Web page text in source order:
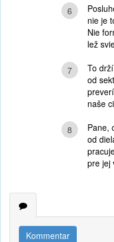
6
nie je
Nie
lež
7
To
od
naše
8
Pane,
od
pre jej
Kommentar